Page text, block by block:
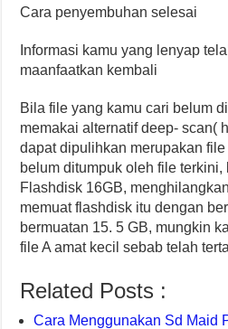
Cara penyembuhan selesai
Informasi kamu yang lenyap
maanfaatkan kembali
Bila file yang kamu cari belum
memakai alternatif deep- scan(
dapat dipulihkan merupakan
belum ditumpuk oleh file
Flashdisk 16GB,
memuat flashdisk itu dengan
bermuatan 15. 5 GB, mungkin
file A amat kecil sebab telah
Related Posts :
Cara Menggunakan Sd Maid